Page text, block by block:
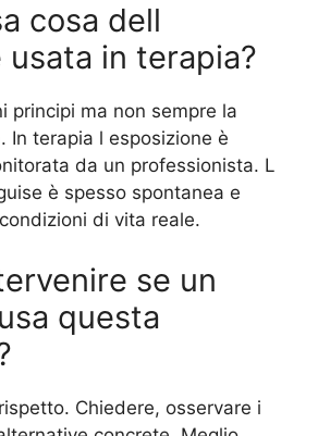
cosa dell
in terapia?
principi ma non sempre la
In terapia l esposizione è
da un professionista. L
è spesso spontanea e
di vita reale.
se un
questa
Chiedere, osservare i